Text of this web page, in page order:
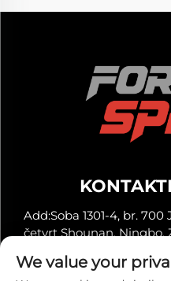
Add:Soba 1301-4, br.
četvrt Shounan, Ningbo,
-Tel: +86-13929561315
We value your